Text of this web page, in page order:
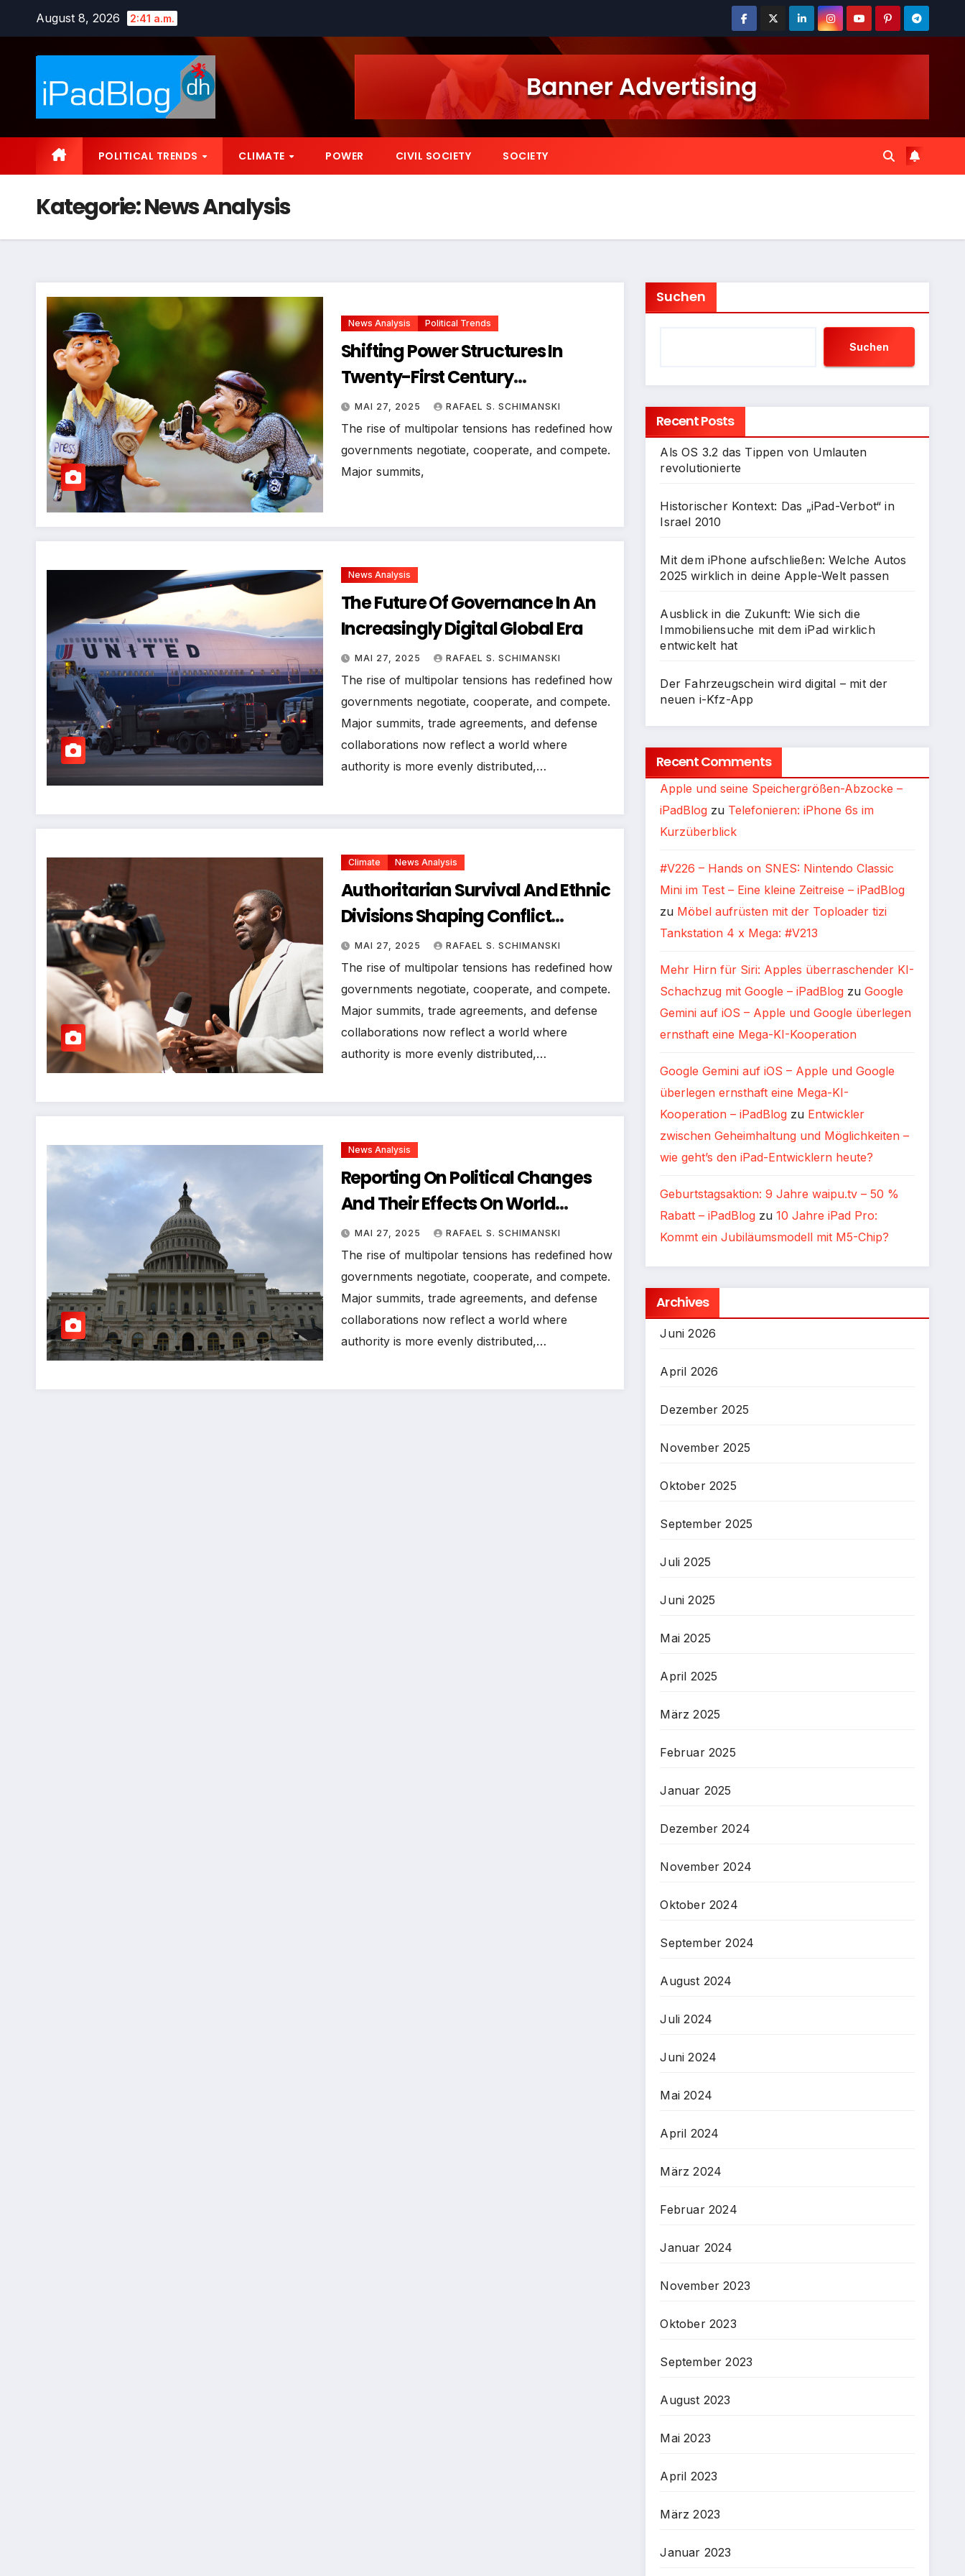
springen
August 8, 2026 2:41 a.m.
POLITICAL TRENDS CLIMATE POWER CIVIL SOCIETY SOCIETY
Kategorie:News Analysis
News Analysis Political Trends
Shifting Power Structures In
Twenty-First Century
International Political
Governance
MAI 27, 2025 RAFAEL S. SCHIMANSKI
The rise of multipolar tensions has redefined how
governments negotiate, cooperate, and compete.
Major summits,
News Analysis
The Future Of Governance In An
Increasingly Digital Global Era
MAI 27, 2025 RAFAEL S. SCHIMANSKI
The rise of multipolar tensions has redefined how
governments negotiate, cooperate, and compete.
Major summits, trade agreements, and defense
collaborations now reflect a world where
authority is more evenly distributed,…
Climate News Analysis
Authoritarian Survival And Ethnic
Divisions Shaping Conflict
Dynamics Internationally
MAI 27, 2025 RAFAEL S. SCHIMANSKI
The rise of multipolar tensions has redefined how
governments negotiate, cooperate, and compete.
Major summits, trade agreements, and defense
collaborations now reflect a world where
authority is more evenly distributed,…
News Analysis
Reporting On Political Changes
And Their Effects On World
Democracy
MAI 27, 2025 RAFAEL S. SCHIMANSKI
The rise of multipolar tensions has redefined how
governments negotiate, cooperate, and compete.
Major summits, trade agreements, and defense
collaborations now reflect a world where
authority is more evenly distributed,…
Suchen
Suchen
Recent Posts
Als OS 3.2 das Tippen von Umlauten
revolutionierte
Historischer Kontext: Das „iPad-Verbot“ in
Israel 2010
Mit dem iPhone aufschließen: Welche Autos
2025 wirklich in deine Apple-Welt passen
Ausblick in die Zukunft: Wie sich die
Immobiliensuche mit dem iPad wirklich
entwickelt hat
Der Fahrzeugschein wird digital – mit der
neuen i-Kfz-App
Recent Comments
Apple und seine Speichergrößen-Abzocke –
iPadBlog zu Telefonieren: iPhone 6s im
Kurzüberblick
#V226 – Hands on SNES: Nintendo Classic
Mini im Test – Eine kleine Zeitreise – iPadBlog
zu Möbel aufrüsten mit der Toploader tizi
Tankstation 4 x Mega: #V213
Mehr Hirn für Siri: Apples überraschender KI-
Schachzug mit Google – iPadBlog zuGoogle
Gemini auf iOS – Apple und Google überlegen
ernsthaft eine Mega-KI-Kooperation
Google Gemini auf iOS – Apple und Google
überlegen ernsthaft eine Mega-KI-
Kooperation – iPadBlog zu Entwickler
zwischen Geheimhaltung und Möglichkeiten –
wie geht’s den iPad-Entwicklern heute?
Geburtstagsaktion: 9 Jahre waipu.tv – 50 %
Rabatt – iPadBlog zu10 Jahre iPad Pro:
Kommt ein Jubiläumsmodell mit M5-Chip?
Archives
Juni 2026
April 2026
Dezember 2025
November 2025
Oktober 2025
September 2025
Juli 2025
Juni 2025
Mai 2025
April 2025
März 2025
Februar 2025
Januar 2025
Dezember 2024
November 2024
Oktober 2024
September 2024
August 2024
Juli 2024
Juni 2024
Mai 2024
April 2024
März 2024
Februar 2024
Januar 2024
November 2023
Oktober 2023
September 2023
August 2023
Mai 2023
April 2023
März 2023
Januar 2023